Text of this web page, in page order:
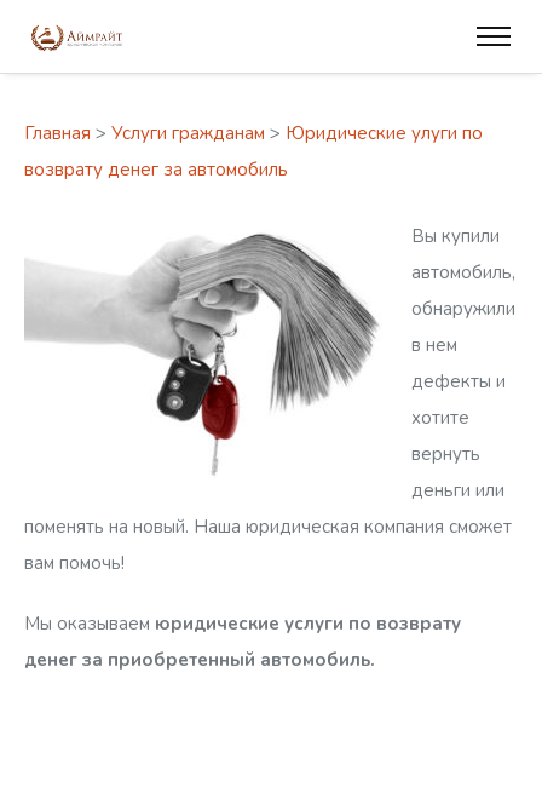
Главная > Услуги гражданам > Юридические улуги по
возврату денег за автомобиль
Вы купили
автомобиль,
обнаружили
в нем
дефекты и
хотите
вернуть
деньги или
поменять на новый. Наша юридическая компания сможет
вам помочь!
Мы оказываем юридические услуги по возврату
денег за приобретенный автомобиль.